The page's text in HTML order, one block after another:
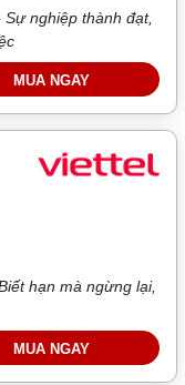
nghiệp thành đạt,
MUA NGAY
hạn mà ngừng lại,
MUA NGAY